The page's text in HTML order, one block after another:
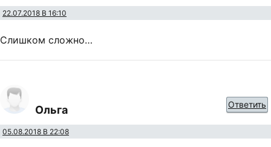
22.07.2018 В 16:10
Слишком сложно…
Ольга
05.08.2018 В 22:08
Ответить